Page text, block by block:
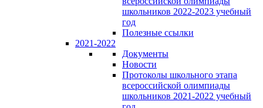
школьников 2022-2023 учебный
год
Полезные ссылки
2021-2022
Документы
Новости
Протоколы школьного этапа
всероссийской олимпиады
школьников 2021-2022 учебный